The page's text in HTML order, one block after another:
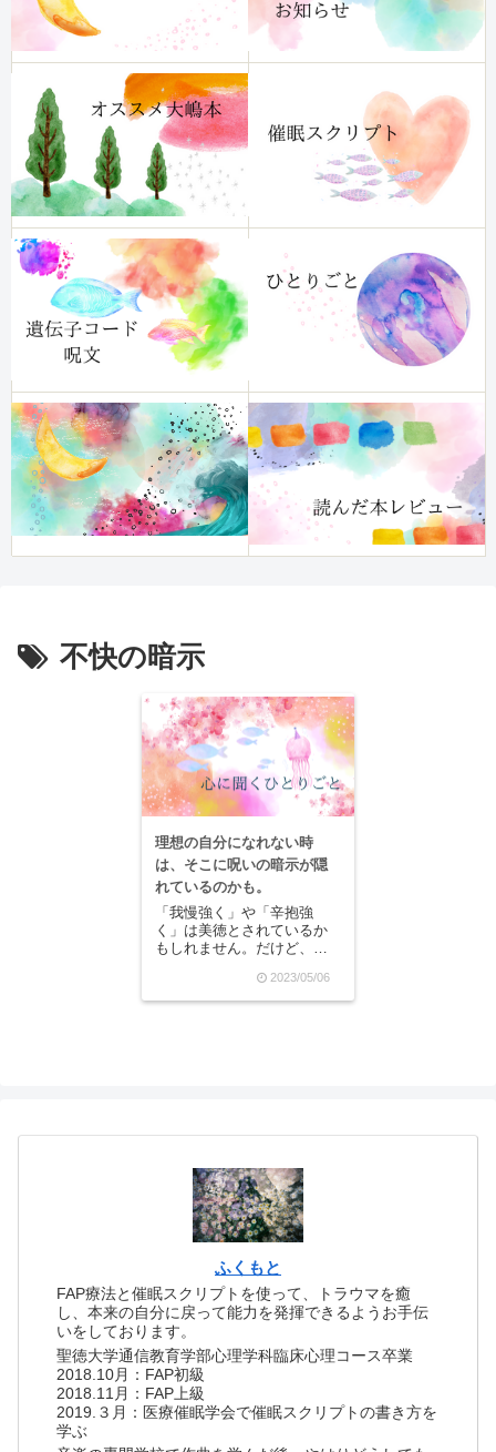
不快の暗示
理想の自分になれない時
は、そこに呪いの暗示が隠
れているのかも。
「我慢強く」や「辛抱強
く」は美徳とされているか
もしれません。だけど、そ
分」はいけない自分だと思
ってしまい、落ち込んでし
2023/05/06
ふくもと
FAP療法と催眠スクリプトを使って、トラウマを癒
し、本来の自分に戻って能力を発揮できるようお手伝
いをしております。
聖徳大学通信教育学部心理学科臨床心理コース卒業
2018.10月：FAP初級
2018.11月：FAP上級
2019.３月：医療催眠学会で催眠スクリプトの書き方を
学ぶ